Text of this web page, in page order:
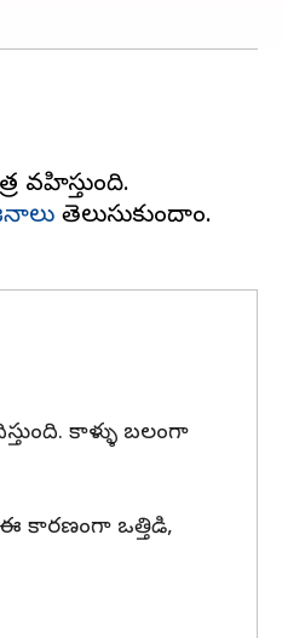
వహిస్తుంది.
తెలుసుకుందాం.
కాళ్ళు బలంగా
ఈ కారణంగా ఒత్తిడి,